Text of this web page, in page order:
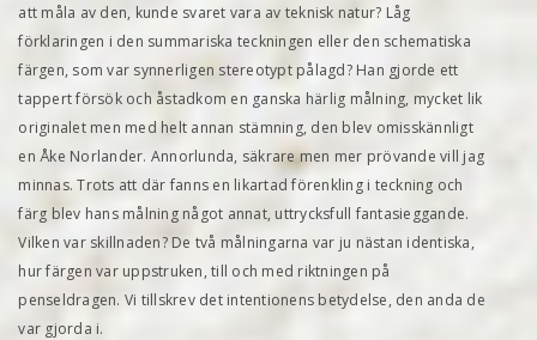
att måla av den, kunde svaret vara av teknisk natur? Låg
förklaringen i den summariska teckningen eller den schematiska
färgen, som var synnerligen stereotypt pålagd? Han gjorde ett
tappert försök och åstadkom en ganska härlig målning, mycket lik
originalet men med helt annan stämning, den blev omisskännligt
en Åke Norlander. Annorlunda, säkrare men mer prövande vill jag
minnas. Trots att där fanns en likartad förenkling i teckning och
färg blev hans målning något annat, uttrycksfull fantasieggande.
Vilken var skillnaden? De två målningarna var ju nästan identiska,
hur färgen var uppstruken, till och med riktningen på
penseldragen. Vi tillskrev det intentionens betydelse, den anda de
var gjorda i.